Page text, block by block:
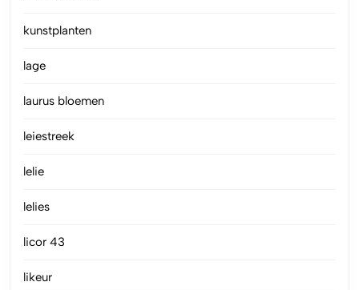
kunstplanten
lage
laurus bloemen
leiestreek
lelie
lelies
licor 43
likeur